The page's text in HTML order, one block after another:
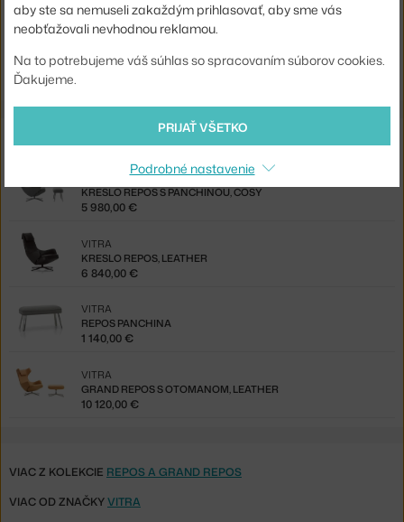
Jste z Česka? Přejděte naKřeslo Repos s panchinou, cosy
Panchina, Cosy
KRESLO REPOS S PANCHINOU, COSY
5 980,00 €
KRESLO REPOS, LEATHER
VITRA
6 840,00 €
REPOS PANCHINA
VITRA
1 140,00 €
GRAND REPOS S OTOMANOM, LEATHER
VITRA
10 120,00 €
VIAC Z KOLEKCIE REPOS A GRAND REPOS
VIAC OD ZNAČKYVITRA
aby ste sa nemuseli zakaždým prihlasovať, aby sme vás
neobťažovali nevhodnou reklamou.
Na to potrebujeme váš súhlas so spracovaním súborov cookies.
Ďakujeme.
PRIJAŤ VŠETKO
Podrobné nastavenie